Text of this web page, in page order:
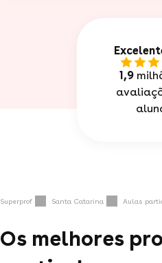
1,9
Superprof Santa Catarina Aulas
Os melhores